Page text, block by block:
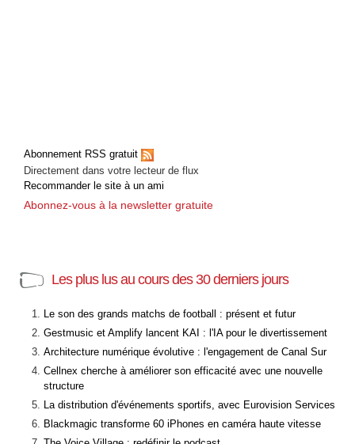
Abonnement RSS gratuit
Directement dans votre lecteur de flux
Recommander le site à un ami
Abonnez-vous à la newsletter gratuite
Les plus lus au cours des 30 derniers jours
Le son des grands matchs de football : présent et futur
Gestmusic et Amplify lancent KAI : l'IA pour le divertissement
Architecture numérique évolutive : l'engagement de Canal Sur
Cellnex cherche à améliorer son efficacité avec une nouvelle
structure
La distribution d'événements sportifs, avec Eurovision Services
Blackmagic transforme 60 iPhones en caméra haute vitesse